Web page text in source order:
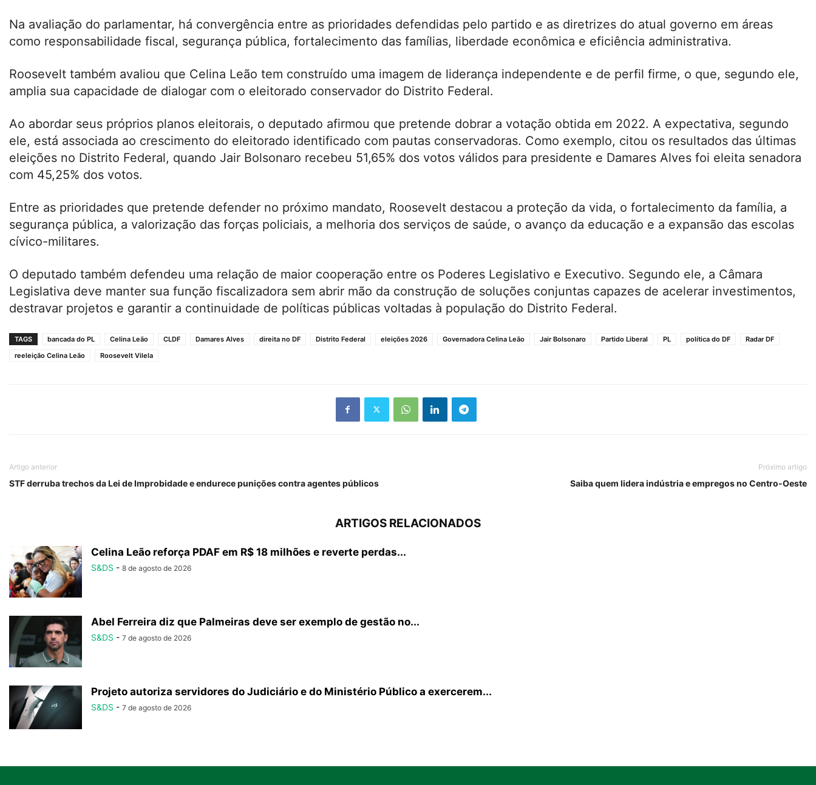
Na avaliação do parlamentar, há convergência entre as prioridades defendidas pelo partido e as diretrizes do atual governo em áreas
como responsabilidade fiscal, segurança pública, fortalecimento das famílias, liberdade econômica e eficiência administrativa.
Roosevelt também avaliou que Celina Leão tem construído uma imagem de liderança independente e de perfil firme, o que, segundo ele,
amplia sua capacidade de dialogar com o eleitorado conservador do Distrito Federal.
Ao abordar seus próprios planos eleitorais, o deputado afirmou que pretende dobrar a votação obtida em 2022. A expectativa, segundo
ele, está associada ao crescimento do eleitorado identificado com pautas conservadoras. Como exemplo, citou os resultados das últimas
eleições no Distrito Federal, quando Jair Bolsonaro recebeu 51,65% dos votos válidos para presidente e Damares Alves foi eleita senadora
com 45,25% dos votos.
Entre as prioridades que pretende defender no próximo mandato, Roosevelt destacou a proteção da vida, o fortalecimento da família, a
segurança pública, a valorização das forças policiais, a melhoria dos serviços de saúde, o avanço da educação e a expansão das escolas
cívico-militares.
O deputado também defendeu uma relação de maior cooperação entre os Poderes Legislativo e Executivo. Segundo ele, a Câmara
Legislativa deve manter sua função fiscalizadora sem abrir mão da construção de soluções conjuntas capazes de acelerar investimentos,
destravar projetos e garantir a continuidade de políticas públicas voltadas à população do Distrito Federal.
TAGS bancada do PL Celina Leão CLDF Damares Alves direita no DF Distrito Federal eleições 2026 Governadora Celina Leão Jair Bolsonaro Partido Liberal PL política do DF
Radar DF
reeleição Celina Leão
Roosevelt Vilela
Artigo anterior
STF derruba trechos da Lei de Improbidade e endurece punições contra agentes públicos
Próximo artigo
Saiba quem lidera indústria e empregos no Centro-Oeste
ARTIGOS RELACIONADOS
Celina Leão reforça PDAF em R$ 18 milhões e reverte perdas...
S&DS - 8 de agosto de 2026
Abel Ferreira diz que Palmeiras deve ser exemplo de gestão no...
S&DS - 7 de agosto de 2026
Projeto autoriza servidores do Judiciário e do Ministério Público a exercerem...
S&DS - 7 de agosto de 2026